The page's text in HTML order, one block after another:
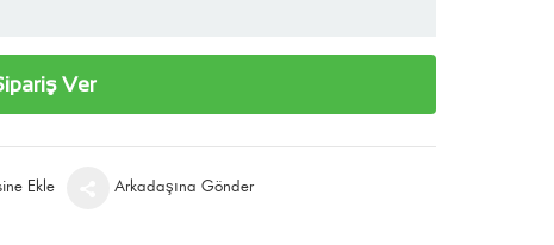
Ver
Ekle Arkadaşına Gönder